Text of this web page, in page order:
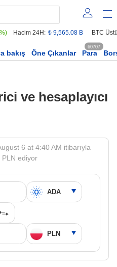
Hacim 24H: ₺ 9,565.08 B BTC
bakış Öne Çıkanlar Para
60707
ve hesaplayıcı
6 at 4:40 AM itibarıyla
ediyor